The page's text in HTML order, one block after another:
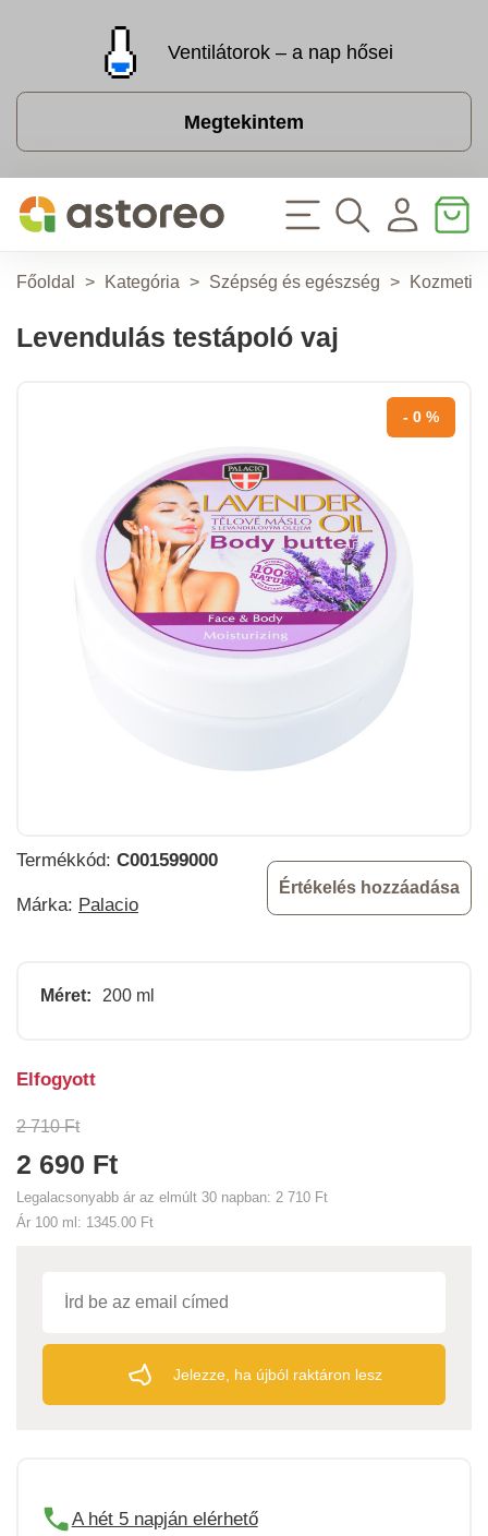
Ventilátorok – a nap hősei
Megtekintem
Főoldal > Kategória > Szépség és egészség >
Levendulás testápoló vaj
- 0 %
Termékkód: C001599000
Márka: Palacio
Értékelés hozzáadása
Méret: 200 ml
2 710 Ft
2 690 Ft
Legalacsonyabb ár az elmúlt 30 napban: 2 710 Ft
Ár 100 ml: 1345.00 Ft
Elfogyott
Jelezze, ha újból raktáron lesz
A hét 5 napján elérhető